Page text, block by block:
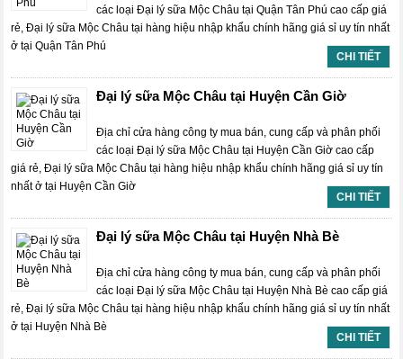
các loại Đại lý sữa Mộc Châu tại Quận Tân Phú cao cấp giá
rẻ, Đại lý sữa Mộc Châu tại hàng hiệu nhập khẩu chính hãng giá sỉ uy tín nhất
ở tại Quận Tân Phú
CHI TIẾT
Đại lý sữa Mộc Châu tại Huyện Cần Giờ
Địa chỉ cửa hàng công ty mua bán, cung cấp và phân phối
các loại Đại lý sữa Mộc Châu tại Huyện Cần Giờ cao cấp
giá rẻ, Đại lý sữa Mộc Châu tại hàng hiệu nhập khẩu chính hãng giá sỉ uy tín
nhất ở tại Huyện Cần Giờ
CHI TIẾT
Đại lý sữa Mộc Châu tại Huyện Nhà Bè
Địa chỉ cửa hàng công ty mua bán, cung cấp và phân phối
các loại Đại lý sữa Mộc Châu tại Huyện Nhà Bè cao cấp giá
rẻ, Đại lý sữa Mộc Châu tại hàng hiệu nhập khẩu chính hãng giá sỉ uy tín nhất
ở tại Huyện Nhà Bè
CHI TIẾT